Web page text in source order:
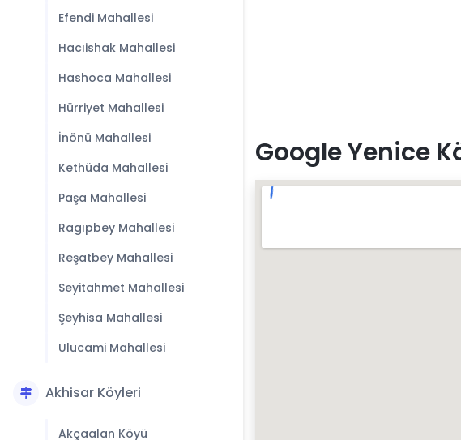
Efendi Mahallesi
Hacıishak Mahallesi
Hashoca Mahallesi
Hürriyet Mahallesi
İnönü Mahallesi
Kethüda Mahallesi
Paşa Mahallesi
Ragıpbey Mahallesi
Reşatbey Mahallesi
Seyitahmet Mahallesi
Şeyhisa Mahallesi
Ulucami Mahallesi
Akhisar Köyleri
Akçaalan Köyü
Google Yenice